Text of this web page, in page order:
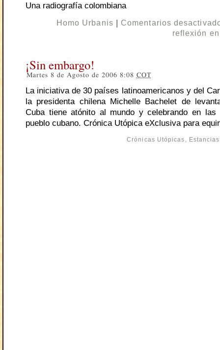
Una radiografía colombiana
Homo Urbanis
Comentarios
reflexión
¡Sin embargo!
Martes 8 de Agosto de 2006 8:08 COT
La iniciativa de 30 países latinoamericanos y del
la presidenta chilena Michelle Bachelet de
Cuba tiene atónito al mundo y celebrando en
pueblo cubano. Crónica Utópica eXclusiva para
Crónicas Utópicas , Estancias